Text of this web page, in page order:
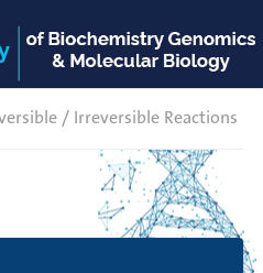
/ Irreversible Reactions